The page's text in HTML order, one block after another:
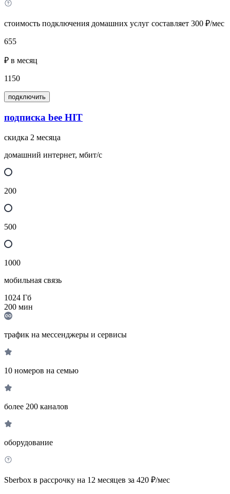
стоимость подключения домашних услуг составляет 300 ₽/мес
655
₽ в месяц
1150
подключить
подписка bee HIT
скидка 2 месяца
домашний интернет, мбит/с
200
500
1000
мобильная связь
1024 Гб
200 мин
трафик на мессенджеры и сервисы
10 номеров на семью
более 200 каналов
оборудование
Sberbox в рассрочку на 12 месяцев за 420 ₽/мес